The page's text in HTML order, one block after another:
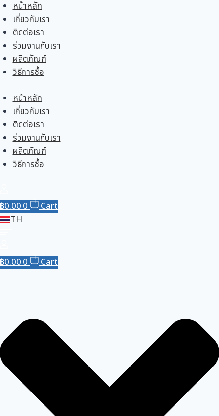
Skip
to
content
หน้าหลัก
เกี่ยวกับเรา
ติดต่อเรา
ร่วมงานกับเรา
ผลิตภัณฑ์
วิธีการซื้อ
หน้าหลัก
เกี่ยวกับเรา
ติดต่อเรา
ร่วมงานกับเรา
ผลิตภัณฑ์
วิธีการซื้อ
฿0.000
Cart
TH
EN
฿0.000 Cart